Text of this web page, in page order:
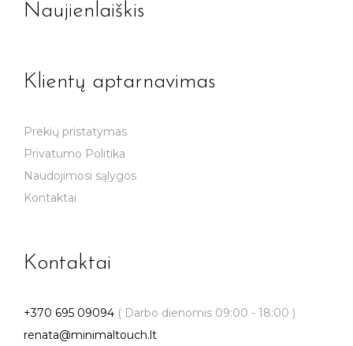
Naujienlaiškis
Klientų aptarnavimas
Prekių pristatymas
Privatumo Politika
Naudojimosi sąlygos
Kontaktai
Kontaktai
+370 695 09094 ( Darbo dienomis 09:00 - 18:00 )
renata@minimaltouch.lt